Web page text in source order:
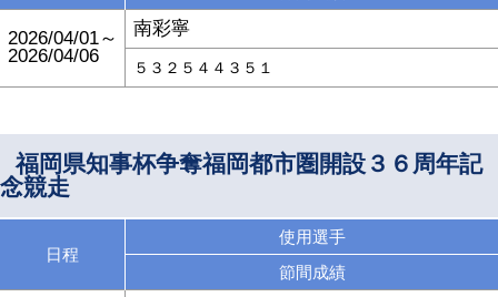
2026/04/01～
2026/04/06
南彩寧
５３２５４４３５１
福岡県知事杯争奪福岡都市圏開設３６周年記
念競走
日程
使用選手
節間成績